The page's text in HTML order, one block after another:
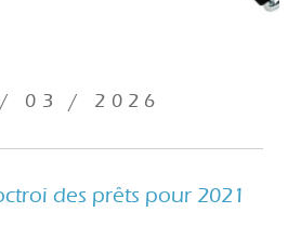
03 / 2026
des prêts pour 2021